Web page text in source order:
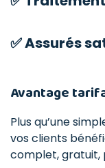
✅ Assurés
Avantage
Plus qu’une
vos clients
complet, gratuit,